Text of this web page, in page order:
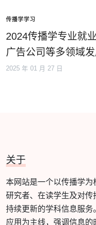
传播学学习
2024传播学专业就
广告公司等多领域
2025 年 01 月 27 日
关于
本网站是一个以传播学
研究者、在读学生及对传
持续更新的学科信息服
应用为主线，强调信息